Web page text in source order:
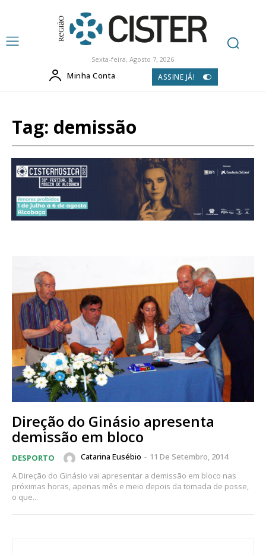
Sexta-feira, Agosto 7, 2026
Minha Conta ASSINE JÁ!
Tag: demissão
Direção do Ginásio apresenta
demissão em bloco
DESPORTO Catarina Eusébio - 11 De Setembro, 2014
A Direção do Ginásio vai apresentar a demissão em bloco nas
próximas horas, apenas mês e meio depois da tomada de posse,
o que...